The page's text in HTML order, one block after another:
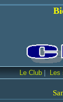
Le Club| Les